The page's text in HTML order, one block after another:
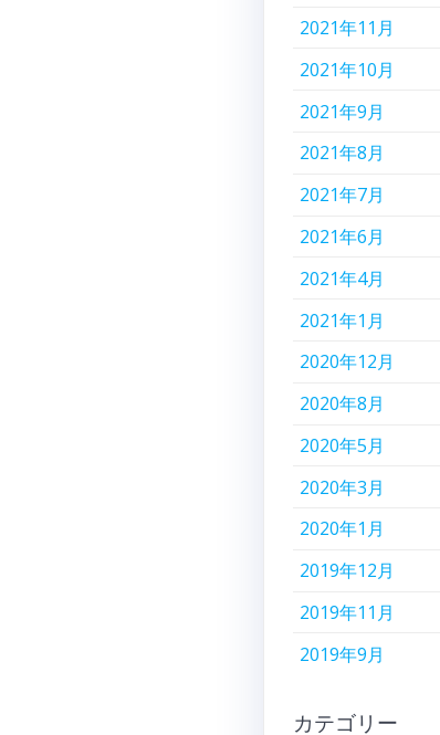
2021年11月
2021年10月
2021年9月
2021年8月
2021年7月
2021年6月
2021年4月
2021年1月
2020年12月
2020年8月
2020年5月
2020年3月
2020年1月
2019年12月
2019年11月
2019年9月
カテゴリー